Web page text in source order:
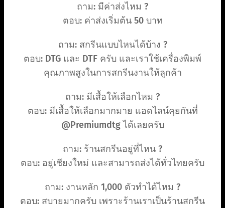
ถาม: มีค่าส่งไหม ?
ตอบ: ค่าส่งเริ่มต้น 50 บาท
ถาม: สกรีนแบบไหนได้บ้าง ?
ตอบ: DTG และ DTF ครับ และเราใช้เครื่องพิมพ์
คุณภาพสูงในการสกรีนงานให้ลูกค้า
ถาม: มีเสื้อให้เลือกไหม ?
ตอบ: มีเสื้อให้เลือกมากมาย แอดไลน์คุยกันที่
@Premiumdtg ได้เลยครับ
ถาม: ร้านสกรีนอยู่ที่ไหน ?
ตอบ: อยู่เชียงใหม่ และสามารถส่งได้ทั่วไทยครับ
ถาม: งานหลัก 1,000 ตัวทำได้ไหม ?
ตอบ: สบายมากครับ เพราะร้านเราเป็นร้านสกรีน